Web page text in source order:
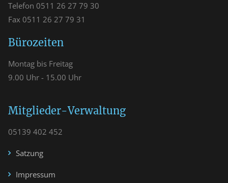
Telefon 0511 26 27 79 30
Fax 0511 26 27 79 31
Bürozeiten
Montag bis Freitag
9.00 Uhr - 15.00 Uhr
Mitglieder-Verwaltung
05139 402 452
Satzung
Impressum